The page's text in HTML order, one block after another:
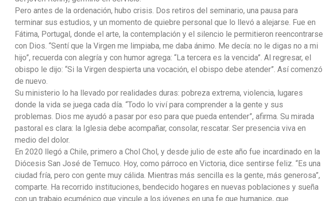
Pero antes de la ordenación, hubo crisis. Dos retiros del seminario, una pausa para
terminar sus estudios, y un momento de quiebre personal que lo llevó a alejarse. Fue en
Fátima, Portugal, donde el arte, la contemplación y el silencio le permitieron reencontrarse
con Dios. “Sentí que la Virgen me limpiaba, me daba ánimo. Me decía: no le digas no a mi
hijo”, recuerda con alegría y con humor agrega: “La tercera es la vencida”. Al regresar, el
obispo le dijo: “Si la Virgen despierta una vocación, el obispo debe atender”. Así comenzó
de nuevo.
Su ministerio lo ha llevado por realidades duras: pobreza extrema, violencia, lugares
donde la vida se juega cada día. “Todo lo viví para comprender a la gente y sus
problemas. Dios me ayudó a pasar por eso para que pueda entender”, afirma. Su mirada
pastoral es clara: la Iglesia debe acompañar, consolar, rescatar. Ser presencia viva en
medio del dolor.
En 2020 llegó a Chile, primero a Chol Chol, y desde julio de este año fue incardinado en la
Diócesis San José de Temuco. Hoy, como párroco en Victoria, dice sentirse feliz. “Es una
ciudad fría, pero con gente muy cálida. Mientras más sencilla es la gente, más generosa”,
comparte. Ha recorrido instituciones, bendecido hogares en nuevas poblaciones y sueña
con un trabajo ecuménico que vincule a los jóvenes en una fe que humanice, que